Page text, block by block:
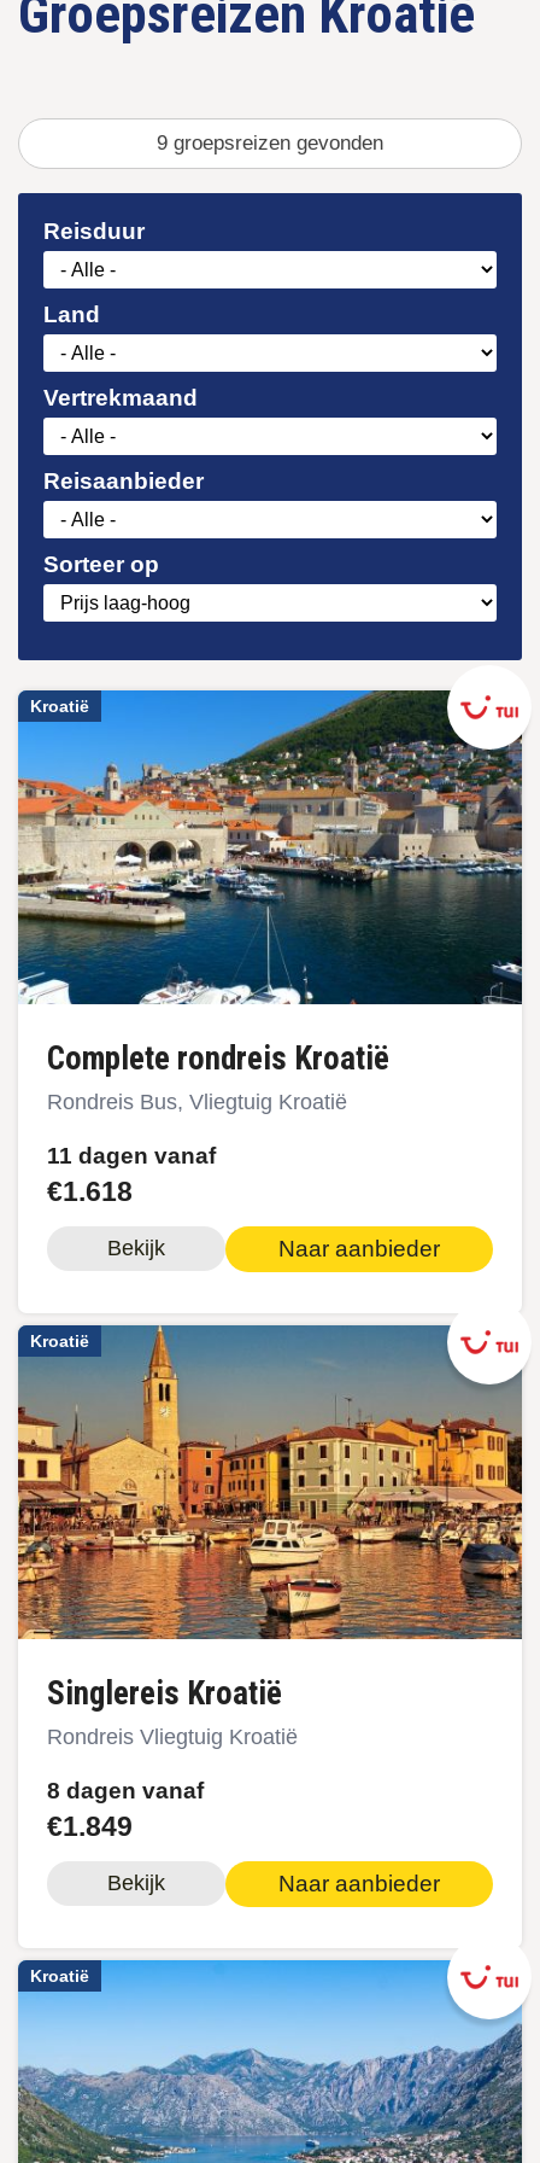
Groepsreizen Kroatië
9 gevonden
Reisduur
Land
Vertrekmaand
Reisaanbieder
Sorteer op
Kroatië
Complete rondreis Kroatië
Rondreis Bus, Vliegtuig Kroatië
11 dagen vanaf
€1.618
Bekijk Naar aanbieder
Kroatië
Singlereis Kroatië
Rondreis Vliegtuig Kroatië
8 dagen vanaf
€1.849
Bekijk Naar aanbieder
Kroatië